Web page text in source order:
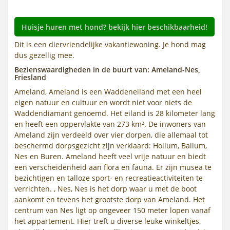
Huisje huren met hond? bekijk hier beschikbaarheid!
Dit is een diervriendelijke vakantiewoning. Je hond mag
dus gezellig mee.
Bezienswaardigheden in de buurt van: Ameland-Nes,
Friesland
Ameland, Ameland is een Waddeneiland met een heel
eigen natuur en cultuur en wordt niet voor niets de
Waddendiamant genoemd. Het eiland is 28 kilometer lang
en heeft een oppervlakte van 273 km². De inwoners van
Ameland zijn verdeeld over vier dorpen, die allemaal tot
beschermd dorpsgezicht zijn verklaard: Hollum, Ballum,
Nes en Buren. Ameland heeft veel vrije natuur en biedt
een verscheidenheid aan flora en fauna. Er zijn musea te
bezichtigen en talloze sport- en recreatieactiviteiten te
verrichten. , Nes, Nes is het dorp waar u met de boot
aankomt en tevens het grootste dorp van Ameland. Het
centrum van Nes ligt op ongeveer 150 meter lopen vanaf
het appartement. Hier treft u diverse leuke winkeltjes,